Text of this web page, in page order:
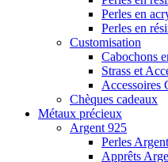
Perles en
Perles en
Customisation
Cabochons
Strass et
Accessoires
Chèques cadeaux
Métaux précieux
Argent 925
Perles
Apprêts